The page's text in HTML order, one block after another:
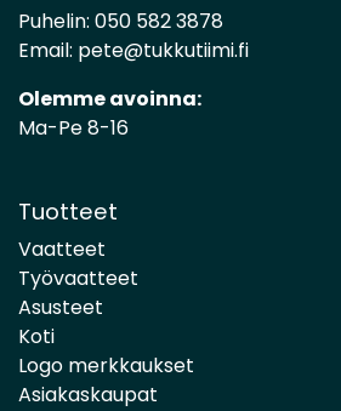
Puhelin: 050 582 3878
Email: pete@tukkutiimi.fi
Olemme avoinna:
Ma-Pe 8-16
Tuotteet
Vaatteet
Työvaatteet
Asusteet
Koti
Logo merkkaukset
Asiakaskaupat